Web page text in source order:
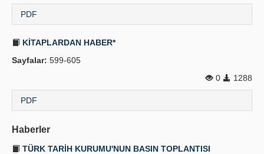
PDF
KİTAPLARDAN HABER*
Sayfalar: 599-605
0
1288
PDF
Haberler
TÜRK TARİH KURUMU'NUN BASIN TOPLANTISI